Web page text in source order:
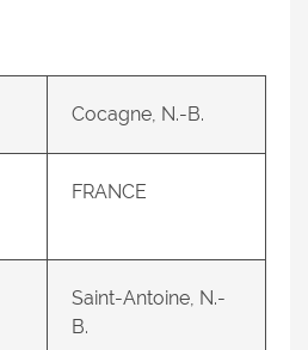
Cocagne, N.-B.
FRANCE
Saint-Antoine, N.-
B.